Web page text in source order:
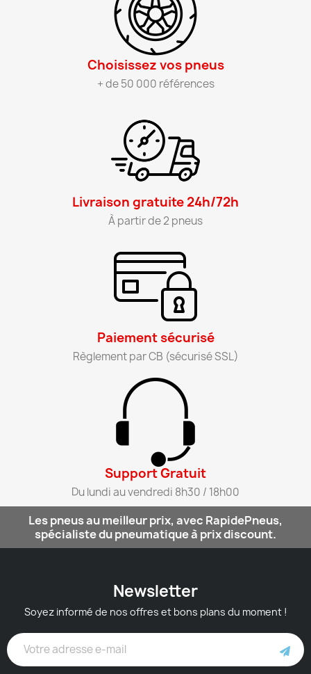
Choisissez vos pneus​
+ de 50 000 références
Livraison gratuite 24h/72h​
À partir de 2 pneus​
Paiement sécurisé​
Règlement par CB (sécurisé SSL)​
Support Gratuit​
Du lundi au vendredi 8h30 / 18h00​
Les pneus au meilleur prix, avec RapidePneus,
spécialiste du pneumatique à prix discount.
Newsletter
Soyez informé de nos offres et bons plans du moment !